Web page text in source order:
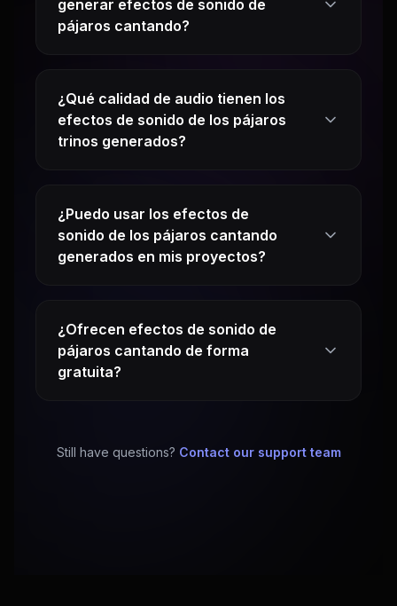
generar efectos de sonido de
pájaros cantando?
¿Qué calidad de audio tienen los
efectos de sonido de los pájaros
trinos generados?
¿Puedo usar los efectos de
sonido de los pájaros cantando
generados en mis proyectos?
¿Ofrecen efectos de sonido de
pájaros cantando de forma
gratuita?
Still have questions? Contact our support team